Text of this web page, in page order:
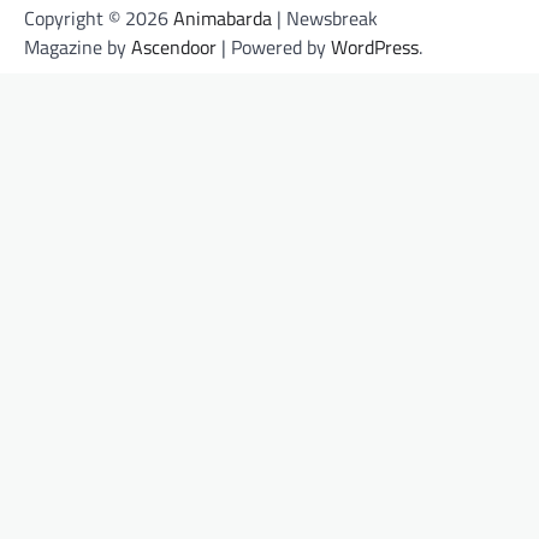
Copyright © 2026Animabarda | Newsbreak
Magazine byAscendoor | Powered byWordPress.